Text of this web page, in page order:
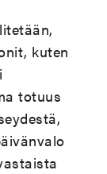
kuten
totuus